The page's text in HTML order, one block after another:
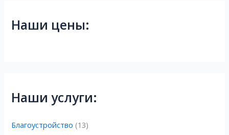
Наши цены:
Наши услуги:
Благоустройство (13)